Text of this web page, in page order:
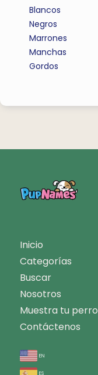
Blancos
Negros
Marrones
Manchas
Gordos
Inicio
Categorías
Buscar
Nosotros
Muestra tu perro
Contáctenos
en
es